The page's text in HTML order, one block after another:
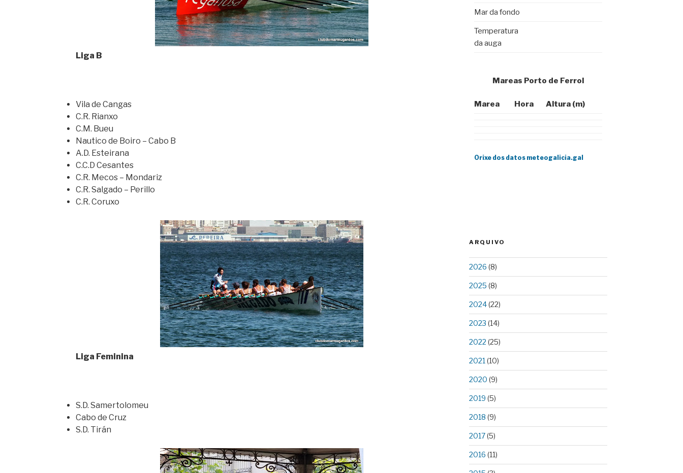
Liga B
Vila de Cangas
C.R. Rianxo
C.M. Bueu
Nautico de Boiro – Cabo B
A.D. Esteirana
C.C.D Cesantes
C.R. Mecos – Mondariz
C.R. Salgado – Perillo
C.R. Coruxo
Liga Feminina
S.D. Samertolomeu
Cabo de Cruz
S.D. Tirán
ARQUIVO
2026 (8)
2025 (8)
2024(22)
2023 (14)
2022 (25)
2021 (10)
2020 (9)
2019 (5)
2018 (9)
2017(5)
2016 (11)